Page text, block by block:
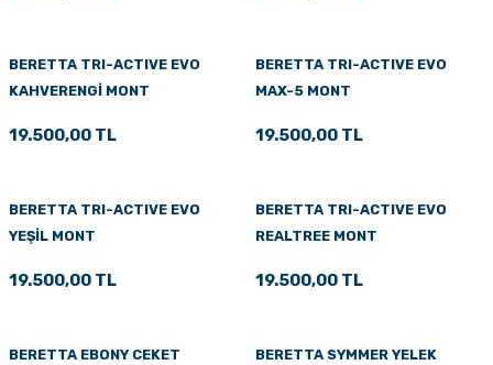
BERETTA TRI-ACTIVE EVO
KAHVERENGİ MONT
19.500,00 TL
BERETTA TRI-ACTIVE EVO
MAX-5 MONT
19.500,00 TL
BERETTA TRI-ACTIVE EVO
YEŞİL MONT
19.500,00 TL
BERETTA TRI-ACTIVE EVO
REALTREE MONT
19.500,00 TL
BERETTA EBONY CEKET BERETTA SYMMER YELEK